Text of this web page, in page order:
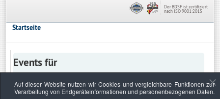
Der BDSF ist zertifiziert
nach ISO 9001:2015
Startseite
Events für
Auf dieser Website nutzen wir Cookies und vergleichbare Funktionen zur
Verarbeitung von Endgeräteinformationen und personenbezogenen Daten.